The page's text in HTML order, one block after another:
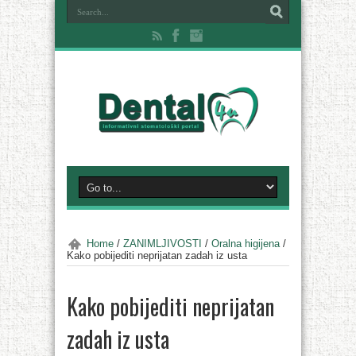
Home / ZANIMLJIVOSTI / Oralna higijena/
Kako pobijediti neprijatan zadah iz usta
Kako pobijediti neprijatan
zadah iz usta